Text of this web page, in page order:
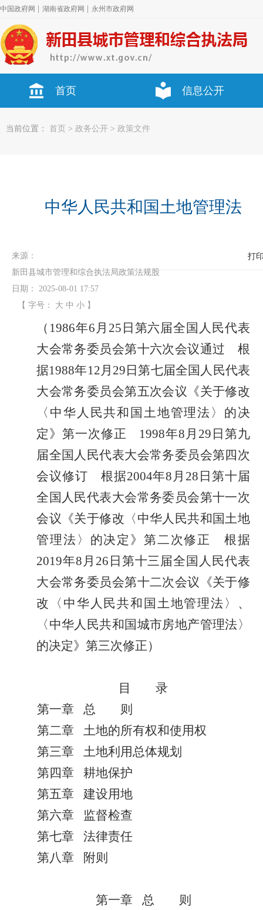
中国政府网 湖南省政府网 永州市政府网
首页 信息公开
当前位置： 首页 > 政务公开 > 政策文件
中华人民共和国土地管理法
来源：
新田县城市管理和综合执法局政策法规股
日期： 2025-08-01 17:57
【 字号： 大 中 小 】
打
（ 1986年6 月 25 日第六届全国人民代表
大会常务委员会第十六次会议通过 根
据1988年12月 29 日第七届全国人民代表
大会常务委员会第五次会议《关于修改
〈中华人民共和国土地管理法〉的决
定》第一次修正 1998年8 月 29 日第九
届全国人民代表大会常务委员会第四次
会议修订 根据2004年8 月 28 日第十届
全国人民代表大会常务委员会第十一次
会议《关于修改〈中华人民共和国土地
管理法〉的决定》第二次修正 根据
2019年8 月 26 日第十三届全国人民代表
大会常务委员会第十二次会议《关于修
改〈中华人民共和国土地管理法〉、
〈中华人民共和国城市房地产管理法〉
的决定》第三次修正）
目
录
第一章
总
则
第二章
土地的所有权和使用权
第三章
土地利用总体规划
第四章
耕地保护
第五章
建设用地
第六章
监督检查
第七章
法律责任
第八章
附则
第一章 总 则